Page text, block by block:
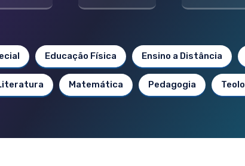
Educação Física Ensino a Distância
Matemática Pedagogia